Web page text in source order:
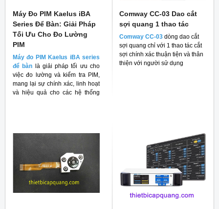
Máy Đo PIM Kaelus iBA
Series Để Bàn: Giải Pháp
Tối Ưu Cho Đo Lường
PIM
Máy đo PIM Kaelus iBA series
để bàn là giải pháp tối ưu cho
việc đo lường và kiểm tra PIM,
mang lại sự chính xác, linh hoạt
và hiệu quả cho các hệ thống
Comway CC-03 Dao cắt
sợi quang 1 thao tác
Comway CC-03 dòng dao cắt
sợi quang chỉ với 1 thao tác cắt
sợi chính xác thuận tiện và thân
thiện với người sử dụng